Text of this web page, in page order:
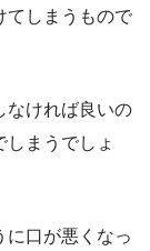
てしまうもので
なければ良いの
まうでしょ
に口が悪くなっ